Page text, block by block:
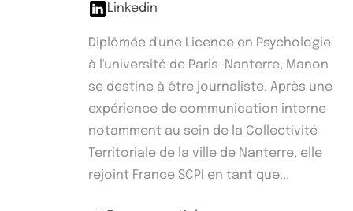
Linkedin
Diplômée d'une Licence en Psychologie
à l'université de Paris-Nanterre, Manon
se destine à être journaliste. Après une
expérience de communication interne
notamment au sein de la Collectivité
Territoriale de la ville de Nanterre, elle
rejoint France SCPI en tant que...